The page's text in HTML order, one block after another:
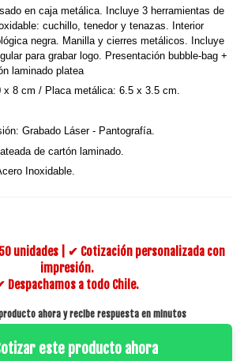
en caja metálica. Incluye 3 herramientas de
cuchillo, tenedor y tenazas. Interior
negra. Manilla y cierres metálicos. Incluye
para grabar logo. Presentación bubble-bag +
laminado platea
x 8 cm / Placa metálica: 6.5 x 3.5 cm.
Grabado Láser - Pantografía.
de cartón laminado.
Inoxidable.
unidades | ✔ Cotización personalizada con
impresión.
Despachamos a todo Chile.
ahora y recibe respuesta en minutos
este producto ahora